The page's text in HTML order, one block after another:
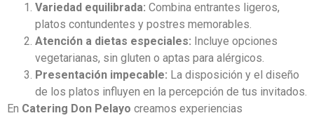
Variedad equilibrada: Combina entrantes ligeros,
platos contundentes y postres memorables.
Atención a dietas especiales: Incluye opciones
vegetarianas, sin gluten o aptas para alérgicos.
Presentación impecable: La disposición y el diseño
de los platos influyen en la percepción de tus invitados.
En Catering Don Pelayo creamos experiencias